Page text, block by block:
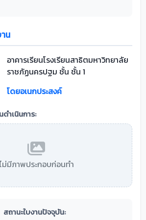
น
อาคารเรียนโรงเรียนสาธิตมหาวิทยาลัย
ราชภัฏนครปฐม ชั้น ชั้น 1
โดยอเนกประสงค์
ำเนินการ:
ม่มีภาพประกอบก่อนทำ
สถานะใบงานปัจจุบัน: